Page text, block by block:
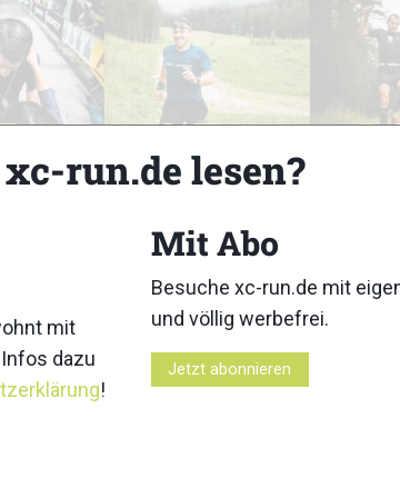
14
run.de lesen?
mit
dazu
!
Mit Abo
Besuche xc-run.de mit
und völlig werbefrei.
Jetzt abonnieren